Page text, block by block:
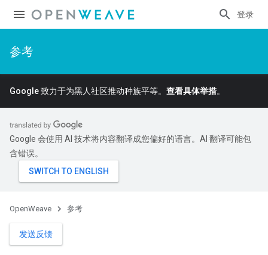
登录
参考
Google 致力于为黑人社区推动种族平等。 查看具体举措。
Google 会使用 AI 技术将内容翻译成您偏好的语言。AI 翻译可能包
含错误。
OpenWeave 参考
发送反馈